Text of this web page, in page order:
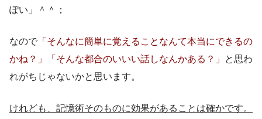
ぽい」＾＾；
なので 「そんなに簡単に覚えることなんて本当にできるの
かね？」「そんな都合のいいい話しなんかある？」
と思わ
れがちじゃないかと思います。
けれども、記憶術そのものに効果があることは確かです。